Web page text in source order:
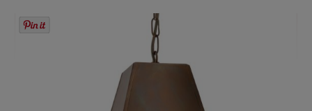
Bildergalerie überspringen